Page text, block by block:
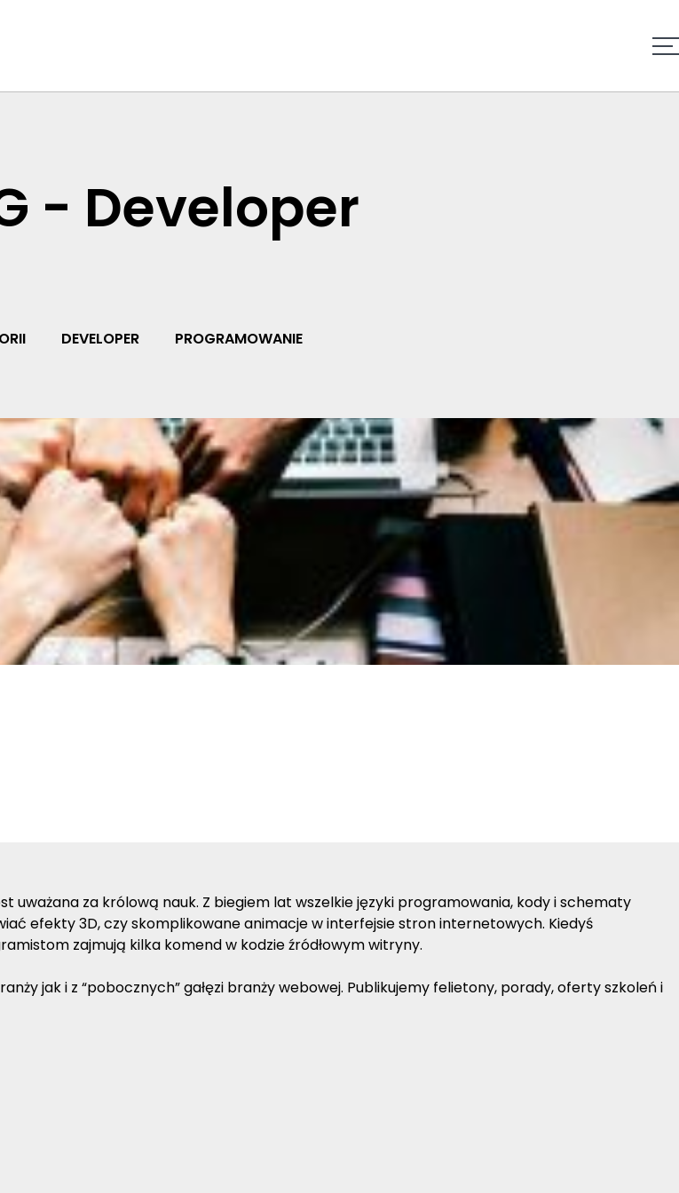
- Developer
DEVELOPER PROGRAMOWANIE
za królową nauk. Z biegiem lat wszelkie języki programowania, kody i schematy
efekty 3D, czy skomplikowane animacje w interfejsie stron internetowych. Kiedyś
zajmują kilka komend w kodzie źródłowym witryny.
jak i z “pobocznych” gałęzi branży webowej. Publikujemy felietony, porady, oferty szkoleń i